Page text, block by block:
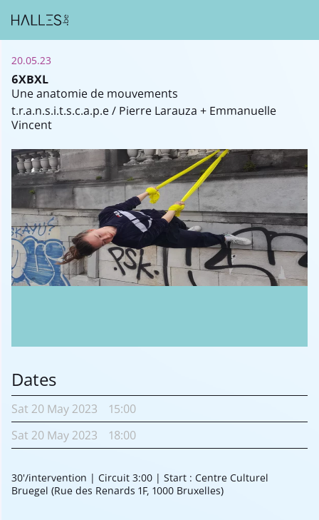
20.05.23
6XBXL
Une anatomie de mouvements
t.r.a.n.s.i.t.s.c.a.p.e / Pierre Larauza + Emmanuelle
Vincent
Dates
Sat 20 May2023
15:00
Sat 20 May2023 18:00
30'/intervention | Circuit 3:00 | Start : Centre Culturel
Bruegel (Rue des Renards 1F, 1000 Bruxelles)